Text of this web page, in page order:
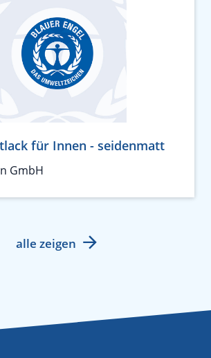
für Innen - seidenmatt
GmbH
alle zeigen